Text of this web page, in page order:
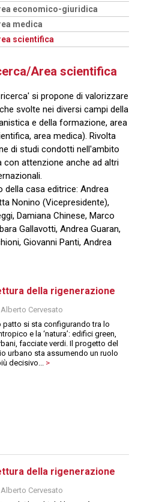
economico-giuridica
medica
scientifica
Area scientifica
si propone di valorizzare
svolte nei diversi campi della
e della formazione, area
area medica). Rivolta
di studi condotti nell'ambito
con attenzione anche ad altri
casa editrice: Andrea
Nonino (Vicepresidente),
Damiana Chinese, Marco
Gallavotti, Andrea Guaran,
Giovanni Panti, Andrea
della rigenerazione
Cervesato
patto si sta configurando tra lo
e la ‘natura’: edifici green,
facciate verdi. Il progetto del
urbano sta assumendo un ruolo
decisivo... >
della rigenerazione
Cervesato